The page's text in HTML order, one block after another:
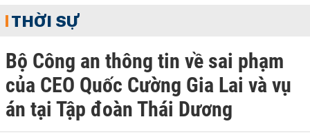
THỜI SỰ
Bộ Công an thông tin về sai phạm
của CEO Quốc Cường Gia Lai và vụ
án tại Tập đoàn Thái Dương